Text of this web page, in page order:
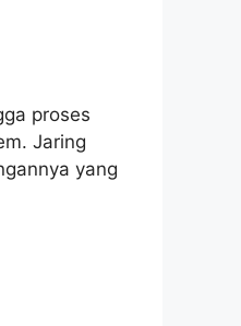
proses
Jaring
yang